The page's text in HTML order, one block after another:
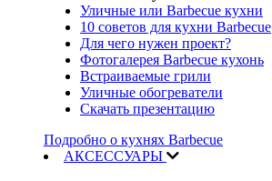
Уличные или Barbecue кухни
10 советов для кухни Barbecue
Для чего нужен проект?
Фотогалерея Barbecue кухонь
Встраиваемые грили
Уличные обогреватели
Скачать презентацию
Подробно о кухнях Barbecue
АКСЕССУАРЫ